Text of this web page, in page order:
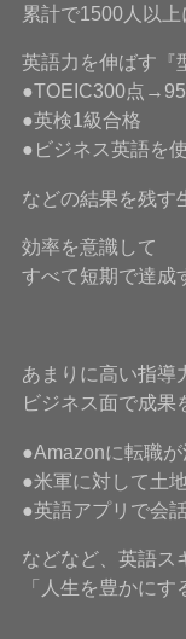
累計で1500人以上
英語力を伸ばす『
●TOEIC300点
●英検1級合格
●ビジネス英語を
などの結果を残す
効率を意識して
すべて短期で達成
あまりに高い指導
ビジネス面で成果
●Amazonに転職が
●米軍に対して土
●英語アプリで会
などなど、英語ス
「人生を豊かにす